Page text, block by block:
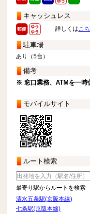
キャッシュレス
詳しくはこ
駐車場
あり（5台）
備考
※ 窓口業務、ATMを一時
モバイルサイト
ルート検索
最寄り駅からルートを検索
清水五条駅(京阪本線)
七条駅(京阪本線)